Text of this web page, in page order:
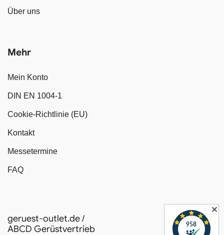
Über uns
Mehr
Mein Konto
DIN EN 1004-1
Cookie-Richtlinie (EU)
Kontakt
Messetermine
FAQ
geruest-outlet.de /
ABCD Gerüstvertrieb
✕